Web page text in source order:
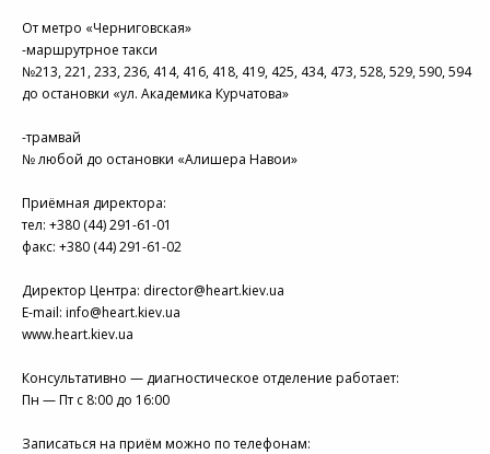
От метро «Черниговская»
-маршрутрное такси
№213, 221, 233, 236, 414, 416, 418, 419, 425, 434, 473, 528, 529, 590, 594
до остановки «ул. Академика Курчатова»
-трамвай
№ любой до остановки «Алишера Навои»
Приёмная директора:
тел: +380 (44) 291-61-01
факс: +380 (44) 291-61-02
Директор Центра: director@heart.kiev.ua
E-mail: info@heart.kiev.ua
www.heart.kiev.ua
Консультативно — диагностическое отделение работает:
Пн — Пт с 8:00 до 16:00
Записаться на приём можно по телефонам: